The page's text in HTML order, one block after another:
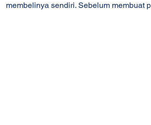
membelinya sendiri. Sebelum membuat